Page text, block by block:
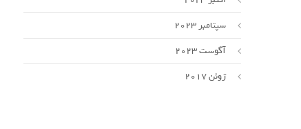
سپتامبر 2023
آگوست 2023
ژوئن 2017